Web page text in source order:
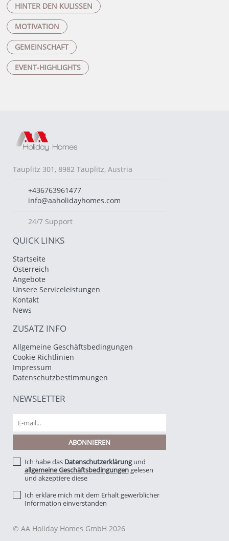
HINTER DEN KULISSEN
MOTIVATION
GEMEINSCHAFT
EVENT-HIGHLIGHTS
Tauplitz 301, 8982 Tauplitz, Austria
+436763961477
info@aaholidayhomes.com
24/7 Support
QUICK LINKS
Startseite
Österreich
Angebote
Unsere Serviceleistungen
Kontakt
News
ZUSATZ INFO
Allgemeine Geschäftsbedingungen
Cookie Richtlinien
Impressum
Datenschutzbestimmungen
NEWSLETTER
Ich habe das Datenschutzerklärungund
allgemeine Geschäftsbedingungengelesen
und akzeptiere diese
Ich erkläre mich mit dem Erhalt gewerblicher
Information einverstanden
© AA Holiday Homes GmbH 2026